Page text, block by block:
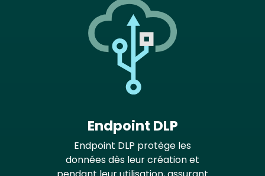
Endpoint DLP
Endpoint DLP protège les
données dès leur création et